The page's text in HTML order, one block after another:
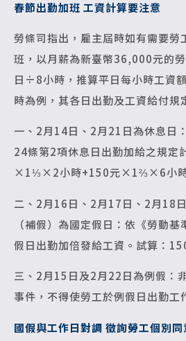
春節出勤加班 工資計算要注意
勞條司指出，雇主屆時如有需要勞
班，以月薪為新臺幣36,000元的
日÷8小時，推算平日每小時工資
時為例，其各日出勤及工資給付規
一、2月14日、2月21日為休息日
24條第2項休息日出勤加給之規定
×1⅓×2小時+150元×1⅔×6小
二、2月16日、2月17日、2月18
（補假）為國定假日：依《勞動
假日出勤加倍發給工資。試算：
三、2月15日及2月22日為例假：
事件，不得使勞工於例假日出勤工
國假與工作日對調 徵詢勞工個別同